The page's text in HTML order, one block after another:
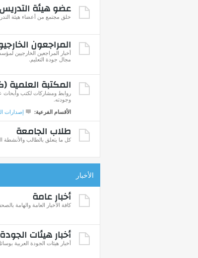
عضو هيئة
خلق مجتمع من أعضاء هيئة
المراجعون
أخبار المراجعين الخارجيين
مجال جودة التعليم.
المكتبة العلمية
روابط ومشاركات لكتب وأبحاث
وجودته.
الأقسام الفرعية:
إصدارات
طلاب الجامعة
كل ما يتعلق بالطالب والأنشطة
الأخبار
أخبار عامة
كافة الأخبار العامة والهامة
أخبار هيئات الجودة
أخبار هيئات الجودة العربية